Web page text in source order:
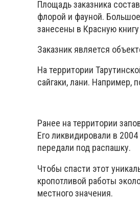
Площадь заказника
флорой и фауной.
занесены в Красную
Заказник является
На территории
сайгаки, лани. Например,
Ранее на территории
Его ликвидировали в
передали под распашку.
Чтобы спасти этот
кропотливой работы
местного значения.